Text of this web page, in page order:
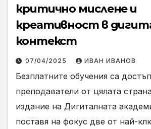
критично мислене и
креативност в
контекст
07/04/2025 ИВАН ИВАНОВ
Безплатните обучения сa
преподаватели от цялата
издание на Дигиталната
поставя на фокус две от най-